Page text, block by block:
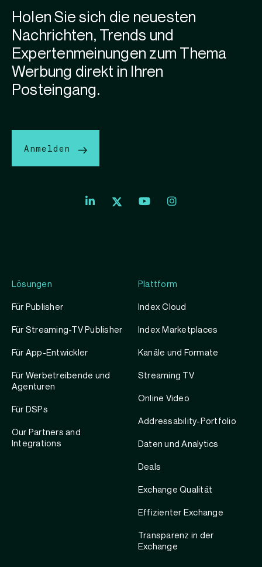
Lösungen
Für Publisher
Für Streaming-TV Publisher
Für App-Entwickler
Für Werbetreibende und
Agenturen
Für DSPs
Our Partners and
Integrations
Plattform
Index Cloud
Index Marketplaces
Kanäle und Formate
Streaming TV
Online Video
Addressability-Portfolio
Daten und Analytics
Deals
Exchange Qualität
Effizienter Exchange
Transparenz in der
Exchange
Holen Sie sich die neuesten
Nachrichten, Trends und
Expertenmeinungen zum Thema
Werbung direkt in Ihren
Posteingang.
Anmelden